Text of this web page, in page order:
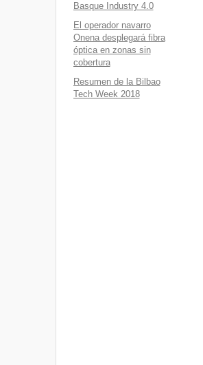
Basque Industry 4.0
El operador navarro
Onena desplegará fibra
óptica en zonas sin
cobertura
Resumen de la Bilbao
Tech Week 2018